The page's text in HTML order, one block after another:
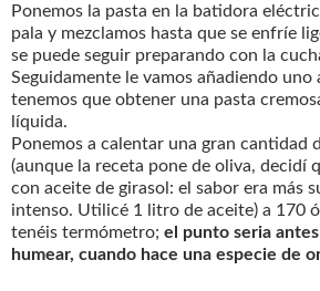
Ponemos la pasta en la batidora
pala y mezclamos hasta que se enfríe
se puede seguir preparando con la
Seguidamente le vamos añadiendo uno
tenemos que obtener una pasta
líquida.
Ponemos a calentar una gran cantidad
(aunque la receta pone de oliva, decidí
con aceite de girasol: el sabor era más
intenso. Utilicé 1 litro de aceite) a 170
tenéis termómetro; el punto seria
humear, cuando hace una especie de